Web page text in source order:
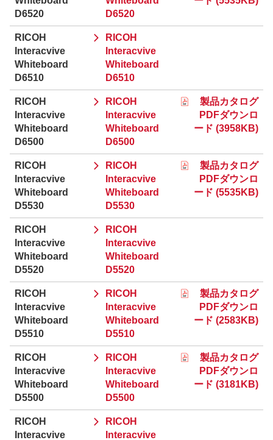
D6520
D6520
RICOH
Interacvive
Whiteboard
D6510
RICOH
Interacvive
Whiteboard
D6510
RICOH
Interacvive
Whiteboard
D6500
RICOH
Interacvive
Whiteboard
D6500
製品カタログ
PDFダウンロ
ード (3958KB)
RICOH
Interacvive
Whiteboard
D5530
RICOH
Interacvive
Whiteboard
D5530
製品カタログ
PDFダウンロ
ード (5535KB)
RICOH
Interacvive
Whiteboard
D5520
RICOH
Interacvive
Whiteboard
D5520
RICOH
Interacvive
Whiteboard
D5510
RICOH
Interacvive
Whiteboard
D5510
製品カタログ
PDFダウンロ
ード (2583KB)
RICOH
Interacvive
Whiteboard
D5500
RICOH
Interacvive
Whiteboard
D5500
製品カタログ
PDFダウンロ
ード (3181KB)
RICOH
Interacvive
RICOH
Interacvive